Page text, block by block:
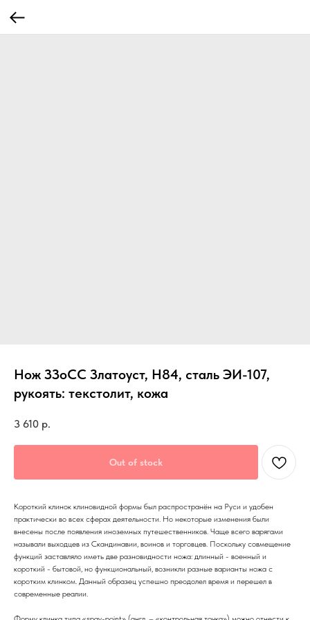
Нож ЗЗоСС Златоуст, Н84, сталь ЭИ-107,
рукоять: текстолит, кожа
3 610 р.
Out of stock
Короткий клинок клиновидной формы был распространён на Руси и удобен
практически во всех сферах деятельности. Но некоторые изменения были
внесены после появления иноземных путешественников. Чаще всего варягами
называли выходцев из Скандинавии, воинов и торговцев. Поскольку совмещение
функций заставляло иметь две разновидности ножа: длинный - военный и
короткий - бытовой, но функциональный, возникли разные варианты ножа с
коротким клинком. Данный образец успешно преодолел время и перешел в
современные реалии.